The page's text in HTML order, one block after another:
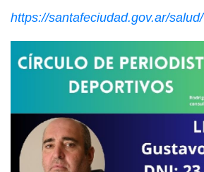
https://santafeciudad.gov.ar/salud/